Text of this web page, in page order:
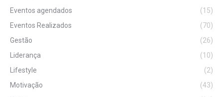
Eventos agendados
(15)
Eventos Realizados
(70)
Gestão
(26)
Liderança
(10)
Lifestyle
(2)
Motivação
(43)